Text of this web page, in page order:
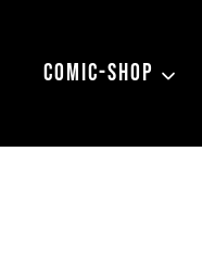
COMIC-SHOP